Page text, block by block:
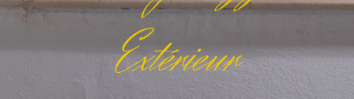
Extérieur